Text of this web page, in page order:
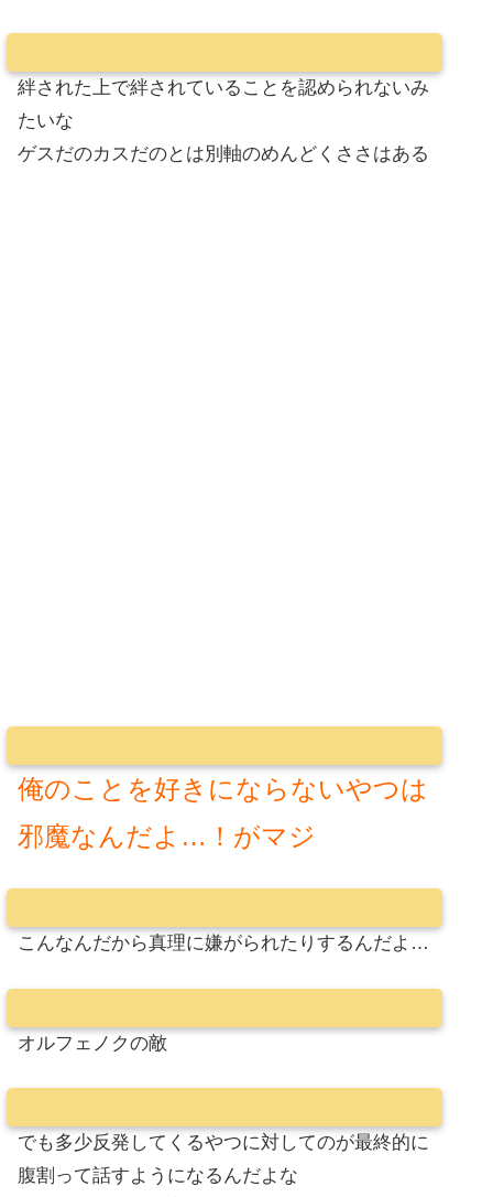
絆された上で絆されていることを認められないみ
たいな
ゲスだのカスだのとは別軸のめんどくささはある
俺のことを好きにならないやつは
邪魔なんだよ…！がマジ
こんなんだから真理に嫌がられたりするんだよ…
オルフェノクの敵
でも多少反発してくるやつに対してのが最終的に
腹割って話すようになるんだよな